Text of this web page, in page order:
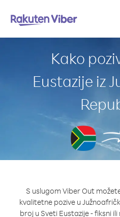
Kako
Eustazije iz
S uslugom Viber Out
kvalitetne pozive u
broj u Sveti Eustazije - fiksni